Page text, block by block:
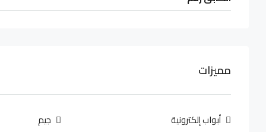
مميزات
أبواب إلكترونية جيم